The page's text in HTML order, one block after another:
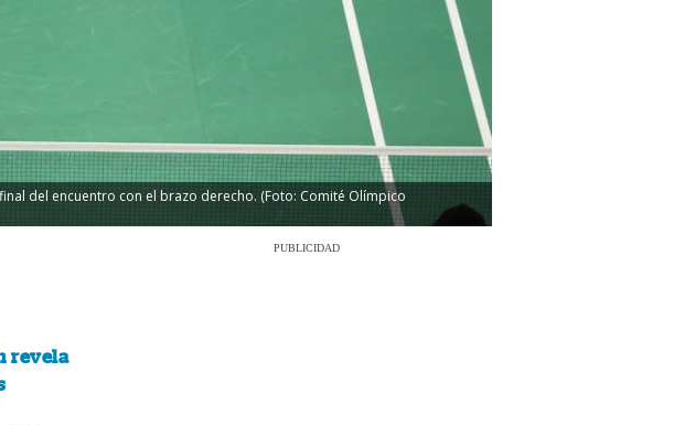
del encuentro con el brazo derecho. (Foto: Comité Olímpico
revela
PUBLICIDAD